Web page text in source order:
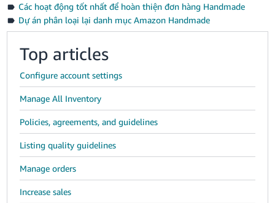
Các hoạt động tốt nhất để hoàn thiện đơn hàng Handmade
Dự án phân loại lại danh mục Amazon Handmade
Top articles
Configure account settings
Manage All Inventory
Policies, agreements, and guidelines
Listing quality guidelines
Manage orders
Increase sales